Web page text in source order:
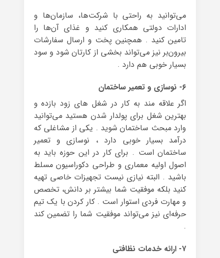
می‌توانید به راحتی با شرکت‌ها، سازمان‌ها و
ادارات دولتی همکاری کنید و غذای آن‌ها را
تامین کنید . همچنین پخت و ارسال سفارشات
بیرون‌بر نیز می‌تواند بخشی از کارتان شود و سود
بسیار خوبی هم دارد .
۶- نوسازی و تعمیر ساختمان
اگر علاقه مند به کار در شغل های زود بازده و
بهترین شغل برای پولدار شدن هستید می‌توانید
وارد مبحث ساختمان شوید . یکی از مشاغلی که
درآمد بسیار خوبی دارد ، نوسازی و تعمیر
ساختمان است . برای کار در این حوزه باید به
اصول اولیه معماری و طراحی دکوراسیون مسلط
باشید . البته نیازی نیست تجهیزات خاصی تهیه
کنید بلکه موفقیت شما بیشتر بر دانش، تخصص
و مهارت فردی استوار است . کار کردن با یک تیم
حرفه‌ای نیز می‌تواند موفقیت شما را تضمین کند
.
۷- ارائه خدمات نظافتی